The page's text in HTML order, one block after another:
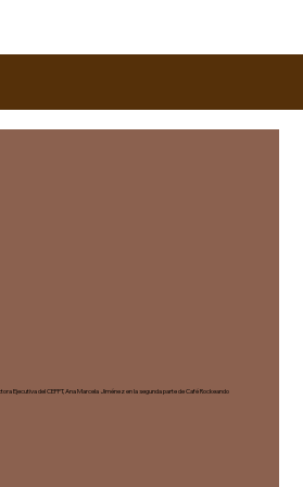
Ejecutiva del CEPPT, Ana Marcela Jiménez en la segunda parte de Café Rockeando